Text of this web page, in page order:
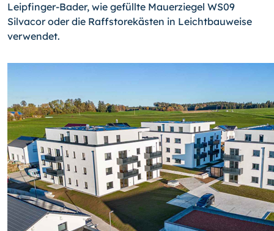
Leipfinger-Bader, wie gefüllte Mauerziegel WS09
Silvacor oder die Raffstorekästen in Leichtbauweise
verwendet.